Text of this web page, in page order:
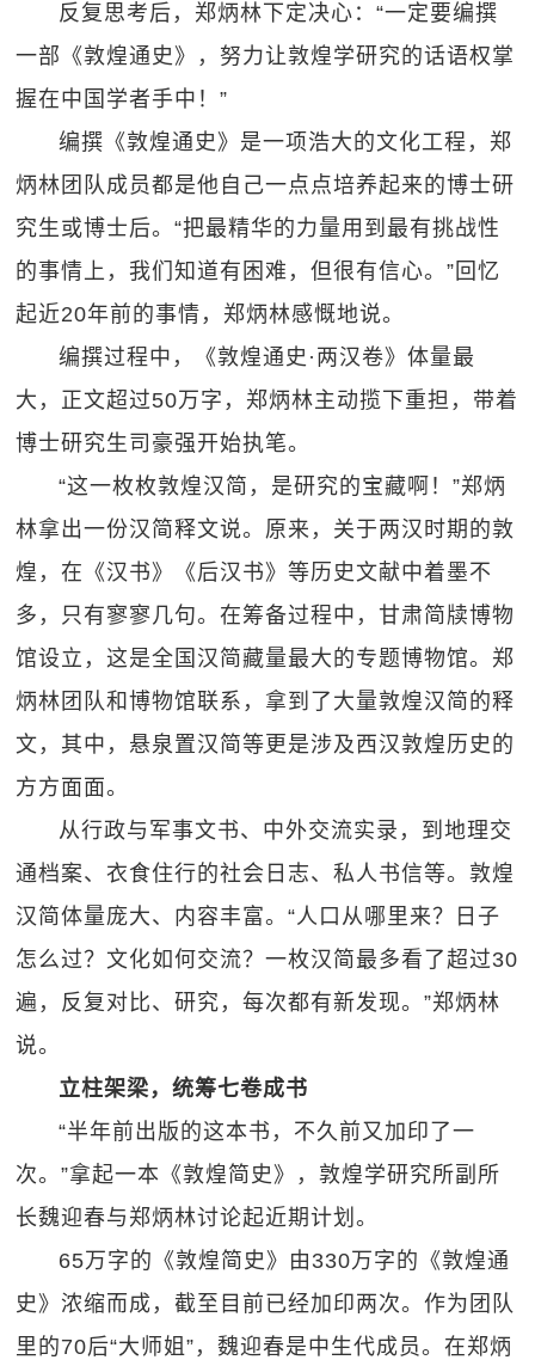
反复思考后，郑炳林下定决心：“一定要编撰
一部《敦煌通史》，努力让敦煌学研究的话语权掌
握在中国学者手中！”
编撰《敦煌通史》是一项浩大的文化工程，郑
炳林团队成员都是他自己一点点培养起来的博士研
究生或博士后。“把最精华的力量用到最有挑战性
的事情上，我们知道有困难，但很有信心。”回忆
起近20年前的事情，郑炳林感慨地说。
编撰过程中，《敦煌通史·两汉卷》体量最
大，正文超过50万字，郑炳林主动揽下重担，带着
博士研究生司豪强开始执笔。
“这一枚枚敦煌汉简，是研究的宝藏啊！”郑炳
林拿出一份汉简释文说。原来，关于两汉时期的敦
煌，在《汉书》《后汉书》等历史文献中着墨不
多，只有寥寥几句。在筹备过程中，甘肃简牍博物
馆设立，这是全国汉简藏量最大的专题博物馆。郑
炳林团队和博物馆联系，拿到了大量敦煌汉简的释
文，其中，悬泉置汉简等更是涉及西汉敦煌历史的
方方面面。
从行政与军事文书、中外交流实录，到地理交
通档案、衣食住行的社会日志、私人书信等。敦煌
汉简体量庞大、内容丰富。“人口从哪里来？日子
怎么过？文化如何交流？一枚汉简最多看了超过30
遍，反复对比、研究，每次都有新发现。”郑炳林
说。
立柱架梁，统筹七卷成书
“半年前出版的这本书，不久前又加印了一
次。”拿起一本《敦煌简史》，敦煌学研究所副所
长魏迎春与郑炳林讨论起近期计划。
65万字的《敦煌简史》由330万字的《敦煌通
史》浓缩而成，截至目前已经加印两次。作为团队
里的70后“大师姐”，魏迎春是中生代成员。在郑炳